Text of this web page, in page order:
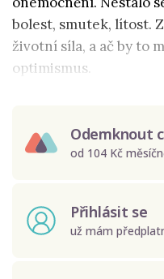
bolest, smutek, lítost.
životní síla, a ač by to
optimismus.
Odemknout
od 104 Kč
Přihlásit se
už mám